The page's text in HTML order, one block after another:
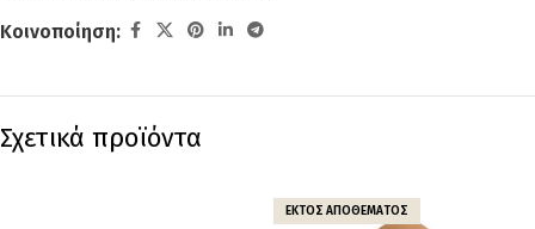
Κοινοποίηση:
Σχετικά προϊόντα
ΕΚΤΌΣ ΑΠΟΘΈΜΑΤΟΣ